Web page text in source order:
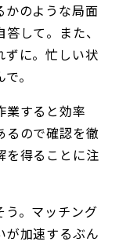
かのような局面
して。また、
ずに。忙しい状
。
すると効率
るので確認を徹
を得ることに注
。マッチング
が加速するぶん